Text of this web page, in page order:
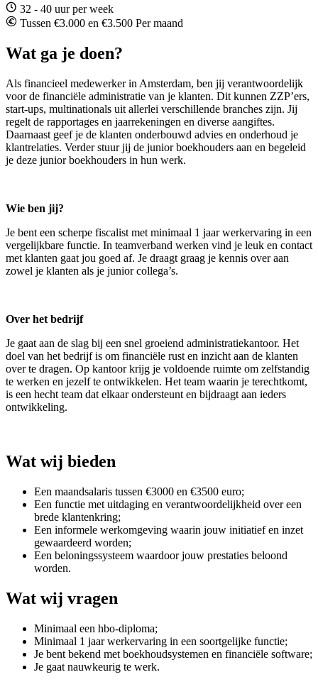
32 - 40 uur per week
Tussen €3.000 en €3.500 Per maand
Wat ga je doen?
Als financieel medewerker in Amsterdam, ben jij verantwoordelijk
voor de financiële administratie van je klanten. Dit kunnen ZZP’ers,
start-ups, multinationals uit allerlei verschillende branches zijn. Jij
regelt de rapportages en jaarrekeningen en diverse aangiftes.
Daarnaast geef je de klanten onderbouwd advies en onderhoud je
klantrelaties. Verder stuur jij de junior boekhouders aan en begeleid
je deze junior boekhouders in hun werk.
Wie ben jij?
Je bent een scherpe fiscalist met minimaal 1 jaar werkervaring in een
vergelijkbare functie. In teamverband werken vind je leuk en contact
met klanten gaat jou goed af. Je draagt graag je kennis over aan
zowel je klanten als je junior collega’s.
Over het bedrijf
Je gaat aan de slag bij een snel groeiend administratiekantoor. Het
doel van het bedrijf is om financiële rust en inzicht aan de klanten
over te dragen. Op kantoor krijg je voldoende ruimte om zelfstandig
te werken en jezelf te ontwikkelen. Het team waarin je terechtkomt,
is een hecht team dat elkaar ondersteunt en bijdraagt aan ieders
ontwikkeling.
Wat wij bieden
Een maandsalaris tussen €3000 en €3500 euro;
Een functie met uitdaging en verantwoordelijkheid over een
brede klantenkring;
Een informele werkomgeving waarin jouw initiatief en inzet
gewaardeerd worden;
Een beloningssysteem waardoor jouw prestaties beloond
worden.
Wat wij vragen
Minimaal een hbo-diploma;
Minimaal 1 jaar werkervaring in een soortgelijke functie;
Je bent bekend met boekhoudsystemen en financiële software;
Je gaat nauwkeurig te werk.